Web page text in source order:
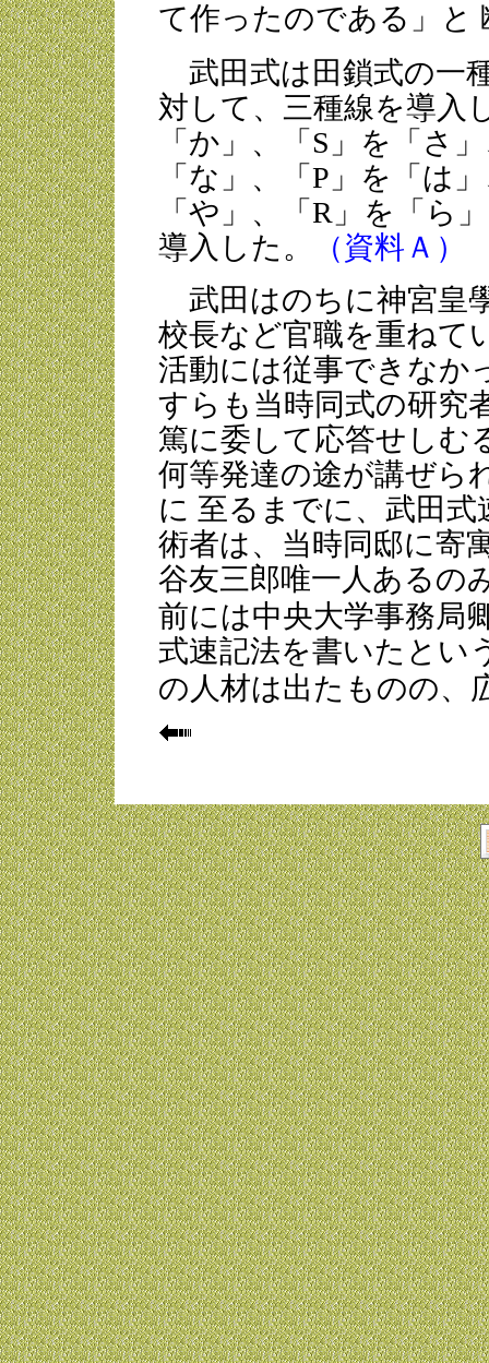
て作ったのである」と
武田式は田鎖式の一
対して、三種線を導入
「か」、「S」を「さ
「な」、「P」を「は
「や」、「R」を「ら
導入した。
（資料Ａ）
武田はのちに神宮皇
校長など官職を重ねて
活動には従事できなか
すらも当時同式の研究
篤に委して応答せしむ
何等発達の途が講ぜら
に 至るまでに、武田
術者は、当時同邸に寄
谷友三郎唯一人あるの
前には中央大学事務局
式速記法を書いたとい
の人材は出たものの、